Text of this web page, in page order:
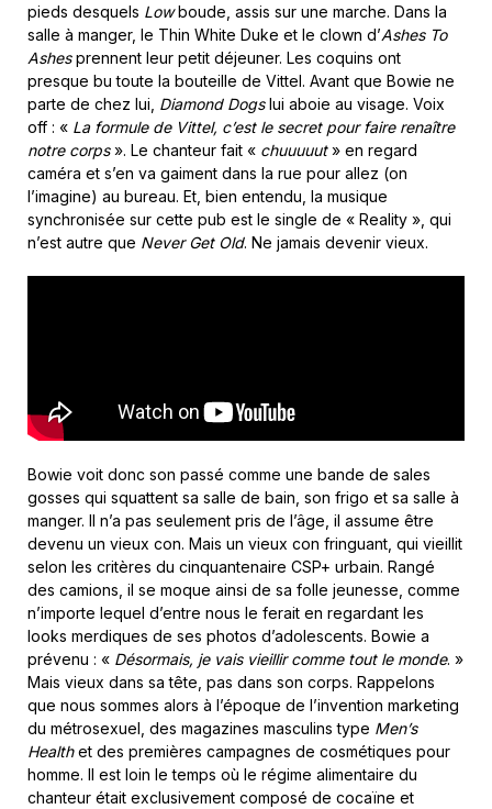
pieds desquels Lowboude, assis sur une marche. Dans la
salle à manger, le Thin White Duke et le clown d’Ashes To
Ashesprennent leur petit déjeuner. Les coquins ont
presque bu toute la bouteille de Vittel. Avant que Bowie ne
parte de chez lui, Diamond Dogslui aboie au visage. Voix
off : « La formule de Vittel, c’est le secret pour faire renaître
notre corps». Le chanteur fait « chuuuuut» en regard
caméra et s’en va gaiment dans la rue pour allez (on
l’imagine) au bureau. Et, bien entendu, la musique
synchronisée sur cette pub est le single de « Reality », qui
n’est autre que Never Get Old. Ne jamais devenir vieux.
Bowie voit donc son passé comme une bande de sales
gosses qui squattent sa salle de bain, son frigo et sa salle à
manger. Il n’a pas seulement pris de l’âge, il assume être
devenu un vieux con. Mais un vieux con fringuant, qui vieillit
selon les critères du cinquantenaire CSP+ urbain. Rangé
des camions, il se moque ainsi de sa folle jeunesse, comme
n’importe lequel d’entre nous le ferait en regardant les
looks merdiques de ses photos d’adolescents. Bowie a
prévenu : « Désormais, je vais vieillir comme tout le monde. »
Mais vieux dans sa tête, pas dans son corps. Rappelons
que nous sommes alors à l’époque de l’invention marketing
du métrosexuel, des magazines masculins type Men’s
Healthet des premières campagnes de cosmétiques pour
homme. Il est loin le temps où le régime alimentaire du
chanteur était exclusivement composé de cocaïne et